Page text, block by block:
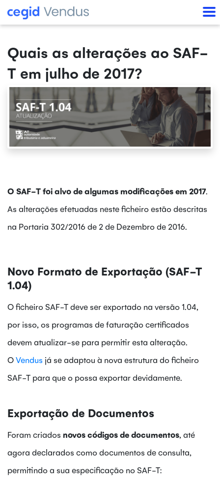
Quais as alterações ao SAF-
T em julho de 2017?
O SAF-T foi alvo de algumas modificações em 2017.
As alterações efetuadas neste ficheiro estão descritas
na Portaria 302/2016 de 2 de Dezembro de 2016.
Novo Formato de Exportação (SAF-T
1.04)
O ficheiro SAF-T deve ser exportado na versão 1.04,
por isso, os programas de faturação certificados
devem atualizar-se para permitir esta alteração.
OVendus já se adaptou à nova estrutura do ficheiro
SAF-T para que o possa exportar devidamente.
Exportação de Documentos
Foram criados novos códigos de documentos, até
agora declarados como documentos de consulta,
permitindo a sua especificação no SAF-T: